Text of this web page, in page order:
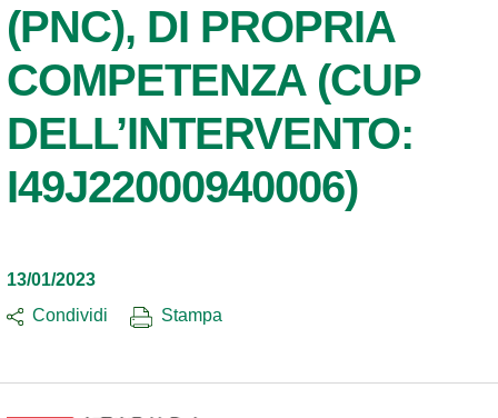
(PNC), DI PROPRIA
COMPETENZA (CUP
DELL’INTERVENTO:
I49J22000940006)
13/01/2023
Condividi
Stampa